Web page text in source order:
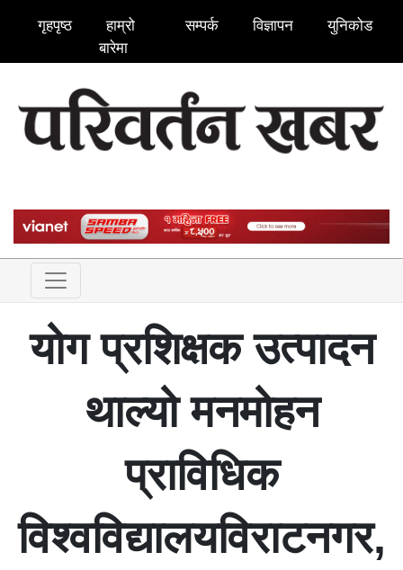
गृहपृष्ठ
हाम्रो
बारेमा
सम्पर्क विज्ञापन युनिकोड
योग प्रशिक्षक उत्पादन
थाल्यो मनमोहन
प्राविधिक
विश्वविद्यालयविराटनगर,